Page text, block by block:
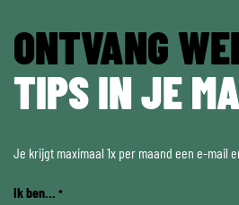
ONTVANG
TIPS IN JE
Je krijgt maximaal 1x per maand een e-mail
Ik ben... *